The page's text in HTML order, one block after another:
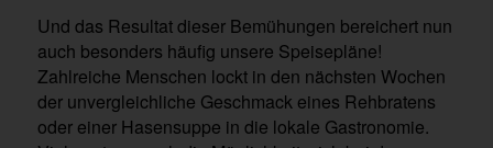
Und das Resultat dieser Bemühungen bereichert nun
auch besonders häufig unsere Speisepläne!
Zahlreiche Menschen lockt in den nächsten Wochen
der unvergleichliche Geschmack eines Rehbratens
oder einer Hasensuppe in die lokale Gastronomie.